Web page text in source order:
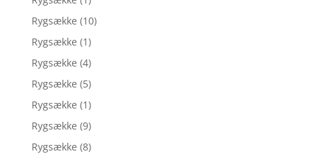
Rygsække (10)
Rygsække (1)
Rygsække (4)
Rygsække (5)
Rygsække (1)
Rygsække (9)
Rygsække (8)